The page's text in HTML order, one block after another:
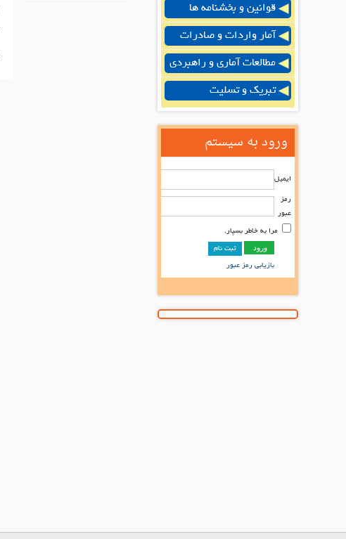
قوانین و بخشنامه ها
آمار واردات و صادرات
مطالعات آماری و راهبردی
تبریک و تسلیت
ورود به سیستم
ایمیل
رمز
عبور
مرا به خاطر بسپار.
ثبت نام
بازیابی رمز عبور